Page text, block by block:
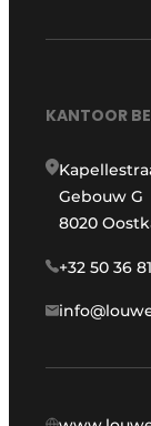
KANTOOR
Gebouw G
8020
+32 50 36